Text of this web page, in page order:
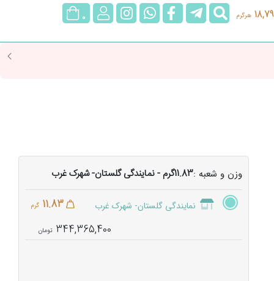
0
ورود/
@rubygoldgallery
rubygoldgallery
rubygoldgallerybotجستجو هرگرم
وزن و شعبه :11.83گرم - نمایندگی گلستان- شهرک غرب
نمایندگی گلستان- شهرک غرب 11.83 گرم
344,365,400